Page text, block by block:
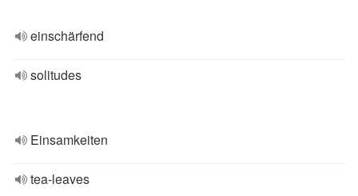
einschärfend
solitudes
Einsamkeiten
tea-leaves